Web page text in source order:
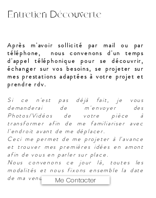
Entretien Découverte
Après m'avoir sollicité par mail ou par
téléphone, nous convenons d'un temps
d'appel téléphonique pour se découvrir,
échanger sur vos besoins, se projeter sur
mes prestations adaptées à votre projet et
prendre rdv.
Si ce n'est pas déjà fait, je vous
demanderai de m'envoyer des
Photos/Vidéos de votre pièce à
transformer afin de me familiariser avec
l'endroit avant de me déplacer.
Ceci me permet de me projeter à l'avance
et trouver mes premières idées en amont
afin de vous en parler sur place.
Nous convenons ce jour là, toutes les
modalités et nous fixons ensemble la date
de ma venue. Me Contacter